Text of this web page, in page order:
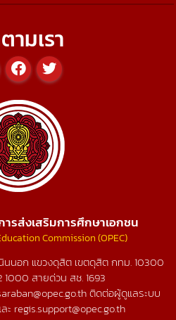
ามเรา
รส่งเสริมการศึกษาเอกชน
Commission (OPEC)
นนอก แขวงดุสิต เขตดุสิต กทม. 10300
1000 สายด่วน สช.1693
ติดต่อผู้ดูแลระบบ
ะ regis.support@opec.go.th